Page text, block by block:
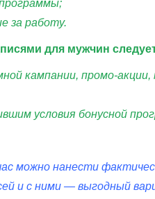
за работу.
для мужчин
кампании, промо-
условия бонусной
можно нанести
и с ними — выгодный